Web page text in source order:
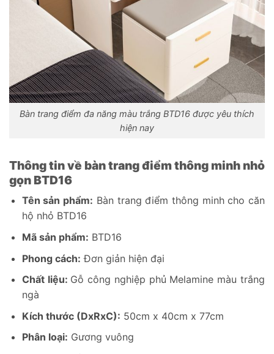
Bàn trang điểm đa năng màu trắng BTD16 được yêu thích
hiện nay
Thông tin về bàn trang điểm thông minh nhỏ
gọn BTD16
Tên sản phẩm: Bàn trang điểm thông minh cho căn
hộ nhỏ BTD16
Mã sản phẩm: BTD16
Phong cách: Đơn giản hiện đại
Chất liệu: Gỗ công nghiệp phủ Melamine màu trắng
ngà
Kích thước (DxRxC): 50cm x 40cm x 77cm
Phân loại: Gương vuông